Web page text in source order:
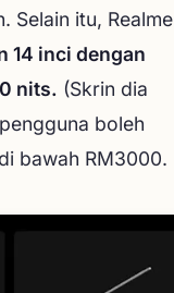
Selain itu, Realme
14 inci dengan
nits. (Skrin dia
boleh
bawah RM3000.